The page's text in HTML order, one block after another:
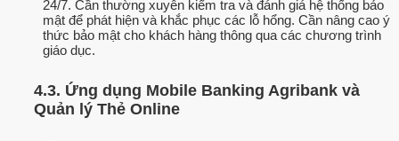
24/7. Cần thường xuyên kiểm tra và đánh giá hệ thống bảo
mật để phát hiện và khắc phục các lỗ hổng. Cần nâng cao ý
thức bảo mật cho khách hàng thông qua các chương trình
giáo dục.
4.3. Ứng dụng Mobile Banking Agribank và
Quản lý Thẻ Online